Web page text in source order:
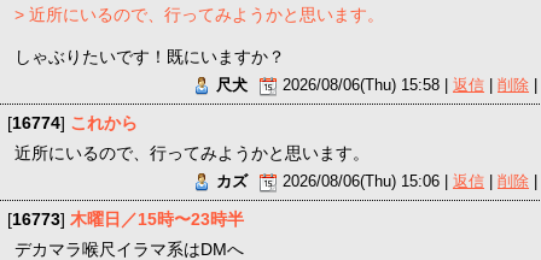
> 近所にいるので、行ってみようかと思います。
しゃぶりたいです！既にいますか？
尺犬 2026/08/06(Thu) 15:58 |返信 |削除
[16774] これから
近所にいるので、行ってみようかと思います。
カズ 2026/08/06(Thu) 15:06 |返信 |削除
[16773] 木曜日／15時〜23時半
デカマラ喉尺イラマ系はDMへ